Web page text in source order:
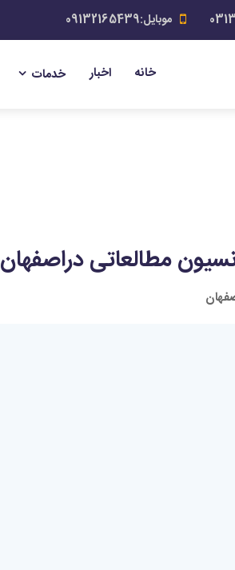
موبایل:09132165439
خانه اخبار خدمات
مطالعاتی دراصفهان